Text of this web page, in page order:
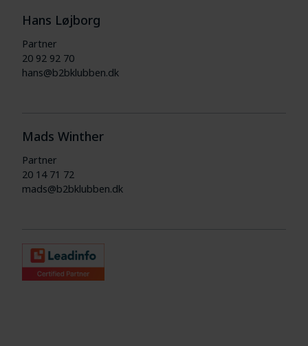
Hans Løjborg
Partner
20 92 92 70
hans@b2bklubben.dk
Mads Winther
Partner
20 14 71 72
mads@b2bklubben.dk